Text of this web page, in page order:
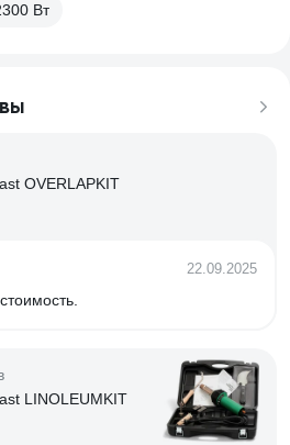
Вт
OVERLAPKIT
22.09.2025
LINOLEUMKIT